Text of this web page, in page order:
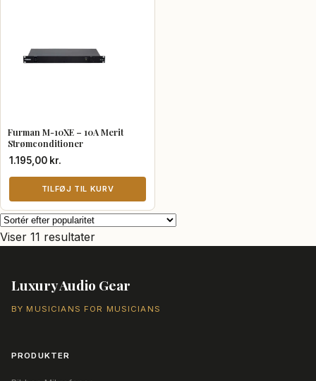
Furman M-10XE – 10A Merit
Strømconditioner
1.195,00 kr.
TILFØJ TIL KURV
Viser 11 resultaterSorteret
Luxury Audio Gear
BY MUSICIANS FOR MUSICIANS
PRODUKTER